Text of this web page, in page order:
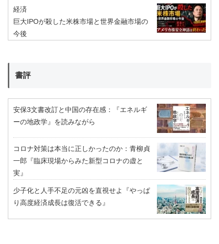
経済
巨大IPOが殺した米株市場と世界金融市場の
今後
書評
安保3文書改訂と中国の存在感：『エネルギ
ーの地政学』を読みながら
コロナ対策は本当に正しかったのか：青柳貞
一郎『臨床現場からみた新型コロナの虚と
実』
少子化と人手不足の元凶を直視せよ『やっぱ
り高度経済成長は復活できる』